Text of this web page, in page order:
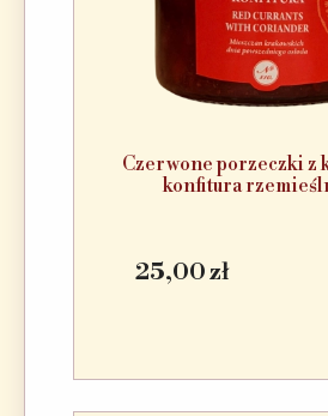
Czerwone porzeczki z
konfitura
25,00 zł